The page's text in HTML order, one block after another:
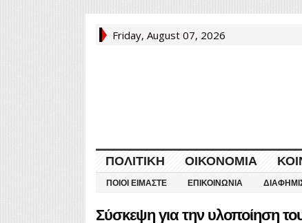
Friday, August 07, 2026
ΠΟΛΙΤΙΚΉ ΟΙΚΟΝΟΜΊΑ
ΠΟΙΟΙ ΕΊΜΑΣΤΕ ΕΠΙΚΟΙΝΩΝΊΑ
Σύσκεψη για την υλοποίηση